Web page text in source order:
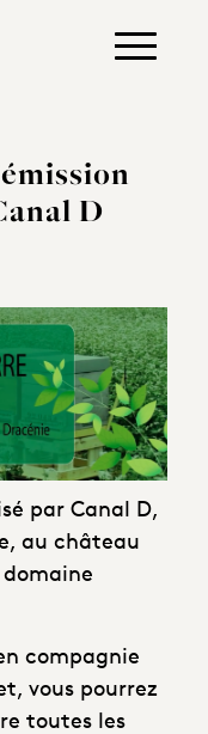
D
par Canal D,
au château
compagnie
vous pourrez
toutes les